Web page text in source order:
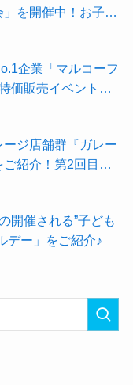
を開催中！お子さ
夏にしてみません
企業「マルコーフ
価販売イベント
催！
ジ店舗群『ガレー
紹介！第2回目は
美里店」
開催される”子ども
デー」をご紹介♪